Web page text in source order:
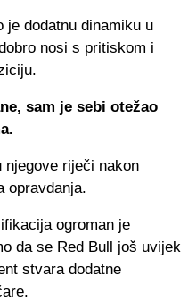
je dodatnu dinamiku u
nosi s pritiskom i
sam je sebi otežao
riječi nakon
opravdanja.
ogroman je
da se Red Bull još uvijek
stvara dodatne